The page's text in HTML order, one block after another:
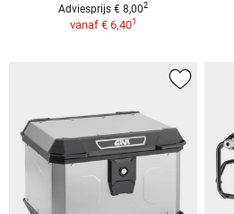
Adviesprijs € 8,002
vanaf € 6,401